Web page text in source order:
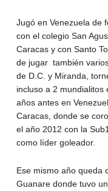
Jugó en Venezuela de
con el colegio San
Caracas y con Santo
de jugar también
de D.C. y Miranda,
incluso a 2 mundialitos
años antes en
Caracas, donde se
el año 2012 con la
como líder goleador.
Ese mismo año queda
Guanare donde tuvo